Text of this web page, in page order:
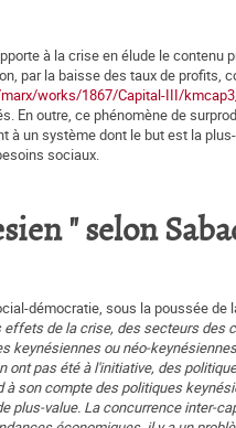
à la crise en élude le
par la baisse des taux de profits,
works/1867/Capital-III/
En outre, ce phénomène de
à un système dont le but est la
sociaux.
" selon
démocratie, sous la poussée
de la crise, des secteurs
keynésiennes ou néo-
ont pas été à l'initiative, des
à son compte des politiques
plus-value. La concurrence inter-